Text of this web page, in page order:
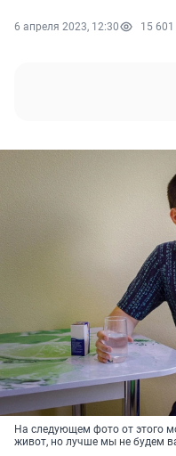
6 апреля 2023, 12:30 15 601
На следующем фото от этого
живот, но лучше мы не будем